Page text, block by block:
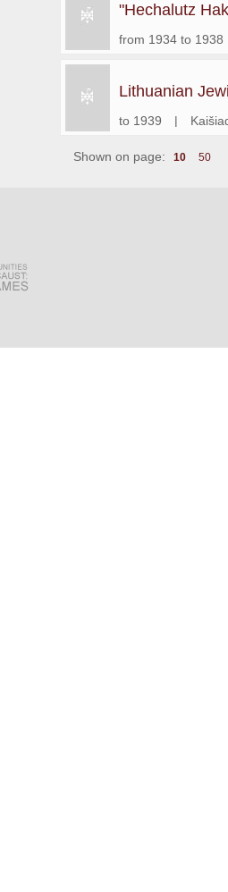
"Hechalutz
from 1934 to 1938
Lithuanian
to 1939 |
Shown on page: 10 50